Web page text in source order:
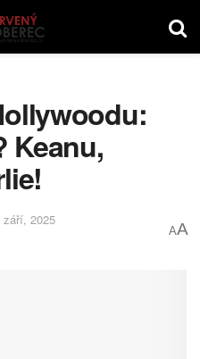
Keanu,
září, 2025
AA